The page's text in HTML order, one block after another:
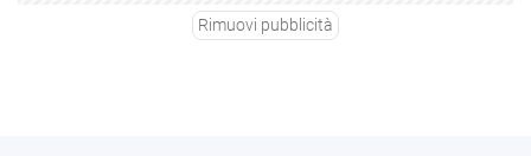
Rimuovi pubblicità